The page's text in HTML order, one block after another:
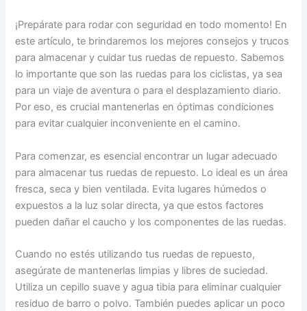
¡Prepárate para rodar con seguridad en todo momento! En
este artículo, te brindaremos los mejores consejos y trucos
para almacenar y cuidar tus ruedas de repuesto. Sabemos
lo importante que son las ruedas para los ciclistas, ya sea
para un viaje de aventura o para el desplazamiento diario.
Por eso, es crucial mantenerlas en óptimas condiciones
para evitar cualquier inconveniente en el camino.
Para comenzar, es esencial encontrar un lugar adecuado
para almacenar tus ruedas de repuesto. Lo ideal es un área
fresca, seca y bien ventilada. Evita lugares húmedos o
expuestos a la luz solar directa, ya que estos factores
pueden dañar el caucho y los componentes de las ruedas.
Cuando no estés utilizando tus ruedas de repuesto,
asegúrate de mantenerlas limpias y libres de suciedad.
Utiliza un cepillo suave y agua tibia para eliminar cualquier
residuo de barro o polvo. También puedes aplicar un poco